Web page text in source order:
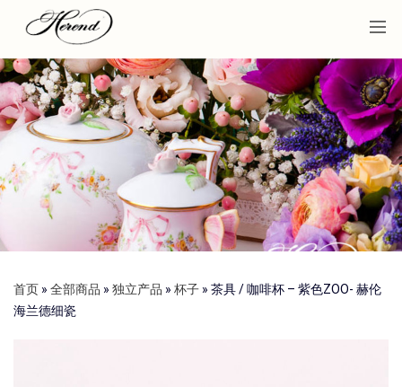
首页 » 全部商品 » 独立产品 » 杯子 » 茶具 / 咖啡杯 – 紫色ZOO- 赫伦
海兰德细瓷